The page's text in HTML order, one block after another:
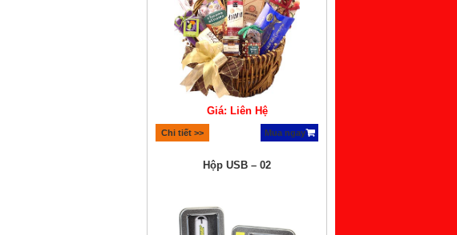
Giá: Liên Hệ
Chi tiết >> Mua ngay
Hộp USB – 02